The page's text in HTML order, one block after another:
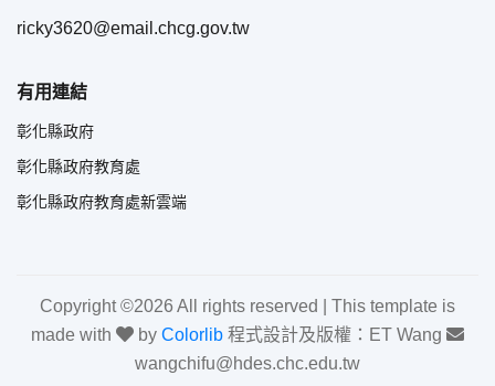
ricky3620@email.chcg.gov.tw
有用連結
彰化縣政府
彰化縣政府教育處
彰化縣政府教育處新雲端
Copyright ©2026 All rights reserved | This template is
made with
by Colorlib 程式設計及版權：ET Wang
wangchifu@hdes.chc.edu.tw